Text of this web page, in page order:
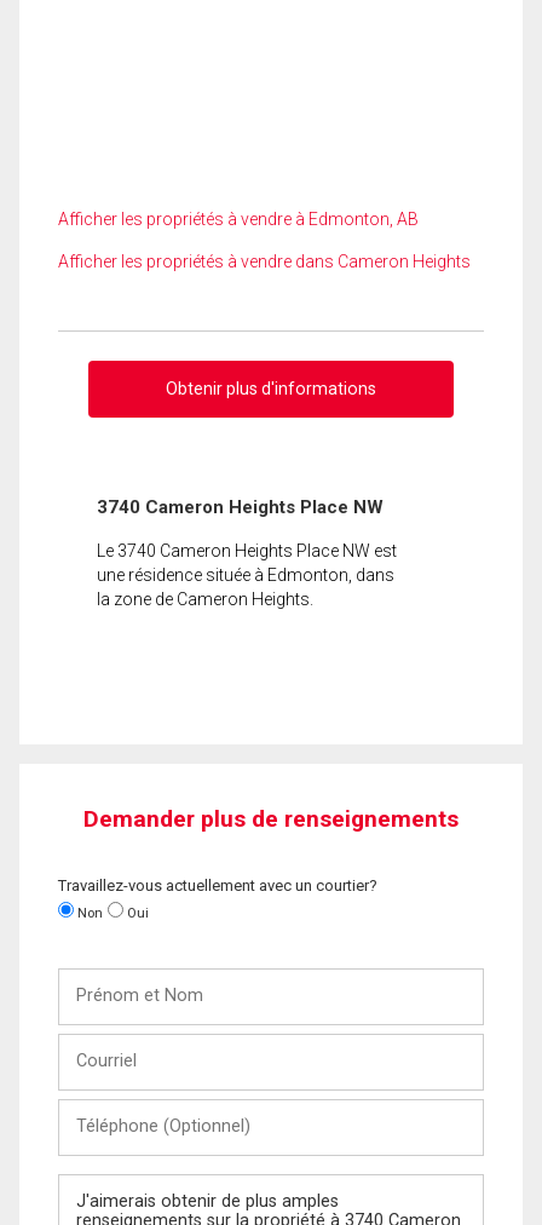
Afficher les propriétés à vendre à Edmonton, AB
Afficher les propriétés à vendre dans Cameron Heights
Obtenir plus d'informations
3740 Cameron Heights Place NW
Le 3740 Cameron Heights Place NW est
une résidence située à Edmonton, dans
la zone de Cameron Heights.
Demander plus de renseignements
Travaillez-vous actuellement avec un courtier?
Non Oui
Nom
(Optionnel)
Message